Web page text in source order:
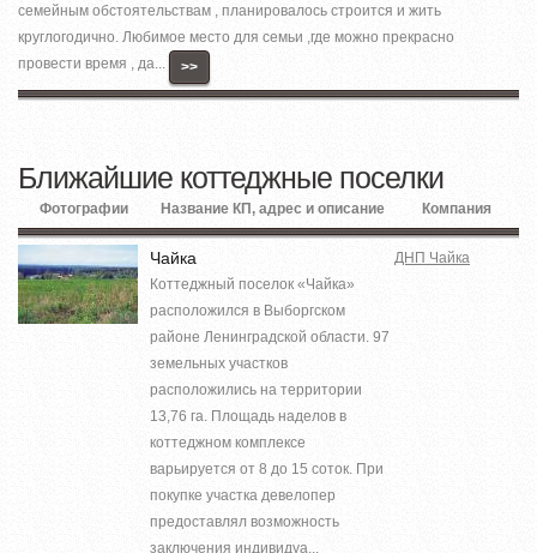
семейным обстоятельствам , планировалось строится и жить
круглогодично. Любимое место для семьи ,где можно прекрасно
провести время , да...
>>
Ближайшие коттеджные поселки
Фотографии Название КП, адрес и описание Компания
Чайка
Коттеджный поселок «Чайка»
расположился в Выборгском
районе Ленинградской области. 97
земельных участков
расположились на территории
13,76 га. Площадь наделов в
коттеджном комплексе
варьируется от 8 до 15 соток. При
покупке участка девелопер
предоставлял возможность
заключения индивидуа...
ДНП Чайка